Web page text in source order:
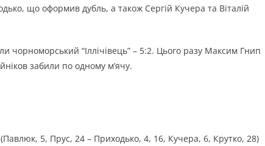
що оформив дубль, а також Сергій Кучера та Віталій
чорноморський “Іллічівець” – 5:2. Цього разу Максим Гнип
забили по одному м’ячу.
(Павлюк, 5, Прус, 24 – Приходько, 4, 16, Кучера, 6, Крутко, 28)